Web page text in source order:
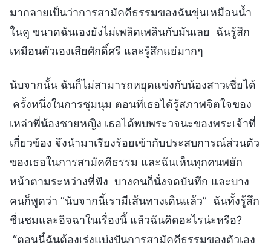
มากลายเป็นว่าการสามัคคีธรรมของฉันขุ่นเหมือนน้ำ
ในคู ขนาดฉันเองยังไม่เพลิดเพลินกับมันเลย ฉันรู้สึก
เหมือนตัวเองเสียศักดิ์ศรี และรู้สึกแย่มากๆ
นับจากนั้น ฉันก็ไม่สามารถหยุดแข่งกับน้องสาวเซี่ยได้
ครั้งหนึ่งในการชุมนุม ตอนที่เธอได้รู้สภาพจิตใจของ
เหล่าพี่น้องชายหญิง เธอได้พบพระวจนะของพระเจ้าที่
เกี่ยวข้อง จึงนำมาเรียงร้อยเข้ากับประสบการณ์ส่วนตัว
ของเธอในการสามัคคีธรรม และฉันเห็นทุกคนพยัก
หน้าตามระหว่างที่ฟัง บางคนก็นั่งจดบันทึก และบาง
คนก็พูดว่า “นับจากนี้เรามีเส้นทางเดินแล้ว” ฉันทั้งรู้สึก
ชื่นชมและอิจฉาในเรื่องนี้ แล้วฉันคิดอะไรน่ะหรือ?
“ตอนนี้ฉันต้องเร่งแบ่งปันการสามัคคีธรรมของตัวเอง